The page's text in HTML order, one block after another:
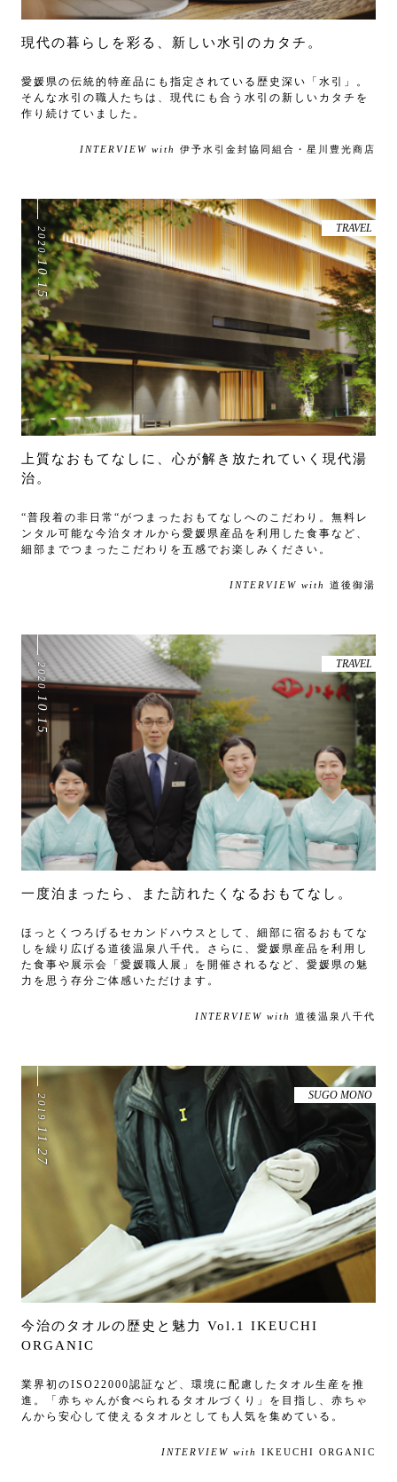
現代の暮らしを彩る、新しい水引のカタチ。
愛媛県の伝統的特産品にも指定されている歴史深い「水引」。
そんな水引の職人たちは、現代にも合う水引の新しいカタチを
作り続けていました。
INTERVIEW with 伊予水引金封協同組合・星川豊光商店
2020
.
10
.
15
TRAVEL
上質なおもてなしに、心が解き放たれていく現代湯
治。
“普段着の非日常“がつまったおもてなしへのこだわり。無料レ
ンタル可能な今治タオルから愛媛県産品を利用した食事など、
細部までつまったこだわりを五感でお楽しみください。
INTERVIEW with 道後御湯
2020
.
10
.
15
TRAVEL
一度泊まったら、また訪れたくなるおもてなし。
ほっとくつろげるセカンドハウスとして、細部に宿るおもてな
しを繰り広げる道後温泉八千代。さらに、愛媛県産品を利用し
た食事や展示会「愛媛職人展」を開催されるなど、愛媛県の魅
力を思う存分ご体感いただけます。
INTERVIEW with 道後温泉八千代
2019
.
11
.
27
SUGO MONO
今治のタオルの歴史と魅力 Vol.1 IKEUCHI
ORGANIC
業界初のISO22000認証など、環境に配慮したタオル生産を推
進。「赤ちゃんが食べられるタオルづくり」を目指し、赤ちゃ
んから安心して使えるタオルとしても人気を集めている。
INTERVIEW with IKEUCHI ORGANIC